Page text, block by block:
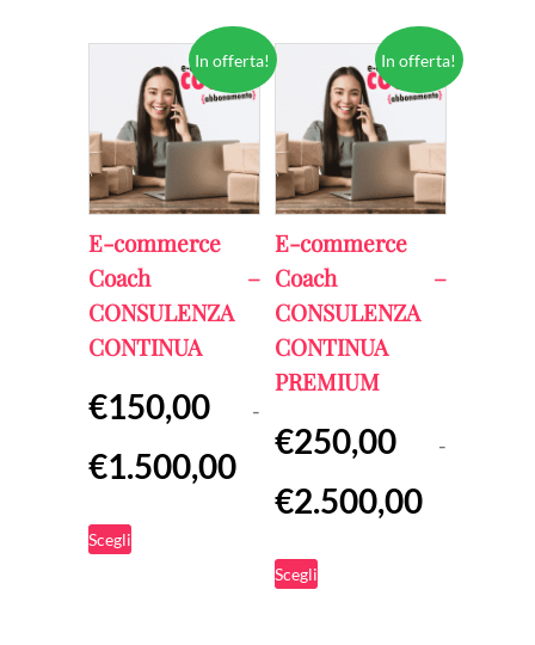
In offerta!
E-commerce
Coach –
CONSULENZA
CONTINUA
€150,00 -
€1.500,00Fascia
ScegliQuesto
In offerta!
E-commerce
Coach –
CONSULENZA
CONTINUA
PREMIUM
€250,00 -
€2.500,00Fascia
ScegliQuesto